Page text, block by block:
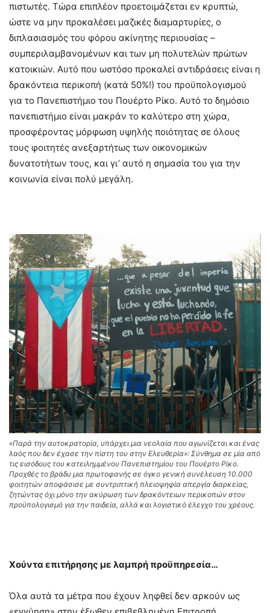
πιστωτές. Τώρα επιπλέον προετοιμάζεται εν κρυπτώ,
ώστε να μην προκαλέσει μαζικές διαμαρτυρίες, ο
διπλασιασμός του φόρου ακίνητης περιουσίας –
συμπεριλαμβανομένων και των μη πολυτελών πρώτων
κατοικιών. Αυτό που ωστόσο προκαλεί αντιδράσεις είναι η
δρακόντεια περικοπή (κατά 50%!) του προϋπολογισμού
για το Πανεπιστήμιο του Πουέρτο Ρίκο. Αυτό το δημόσιο
πανεπιστήμιο είναι μακράν το καλύτερο στη χώρα,
προσφέροντας μόρφωση υψηλής ποιότητας σε όλους
τους φοιτητές ανεξαρτήτως των οικονομικών
δυνατοτήτων τους, και γι’ αυτό η σημασία του για την
κοινωνία είναι πολύ μεγάλη.
«Παρά την αυτοκρατορία, υπάρχει μια νεολαία που αγωνίζεται και ένας
λαός που δεν έχασε την πίστη του στην Ελευθερία»: Σύνθημα σε μία από
τις εισόδους του κατειλημμένου Πανεπιστημίου του Πουέρτο Ρίκο.
Προχθές το βράδυ μια πρωτοφανής σε όγκο γενική συνέλευση 10.000
φοιτητών αποφάσισε με συντριπτική πλειοψηφία απεργία διαρκείας,
ζητώντας όχι μόνο την ακύρωση των δρακόντειων περικοπών στον
προϋπολογισμό για την παιδεία, αλλά και λογιστικό έλεγχο του χρέους.
Χούντα επιτήρησης με λαμπρή προϋπηρεσία…
Όλα αυτά τα μέτρα που έχουν ληφθεί δεν αρκούν ως